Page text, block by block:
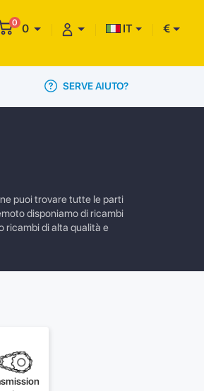
0 0 IT €
SERVE AIUTO?
puoi trovare tutte le parti
disponiamo di ricambi
ricambi di alta qualità e